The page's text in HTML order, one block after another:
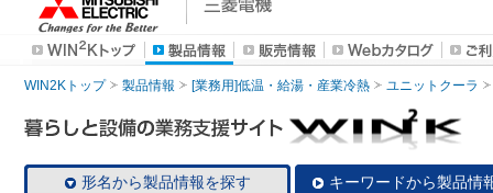
WIN2Kトップ 製品情報 [業務用]低温・給湯・産業冷熱 ユニットクーラ
形名から製品情報を探す キーワードから製品情